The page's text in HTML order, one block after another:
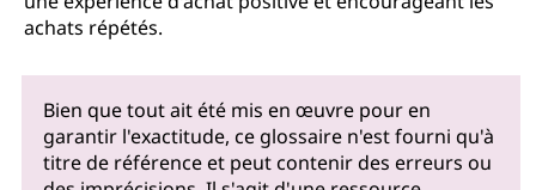
achats répétés.
Bien que tout ait été mis en œuvre pour en
garantir l'exactitude, ce glossaire n'est fourni qu'à
titre de référence et peut contenir des erreurs ou